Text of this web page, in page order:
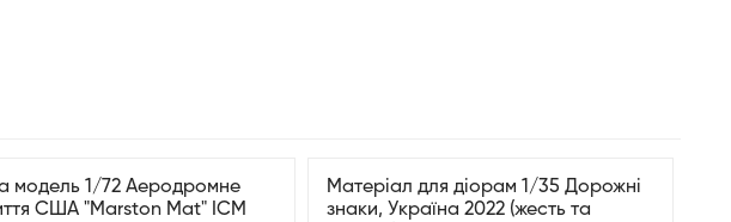
модель 1/72 Аеродромне
США "Marston Mat" ICM
Матеріал для діорам 1/35 Дорожні
знаки, Україна 2022 (жесть та